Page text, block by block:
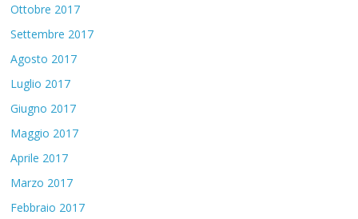
Ottobre 2017
Settembre 2017
Agosto 2017
Luglio 2017
Giugno 2017
Maggio 2017
Aprile 2017
Marzo 2017
Febbraio 2017